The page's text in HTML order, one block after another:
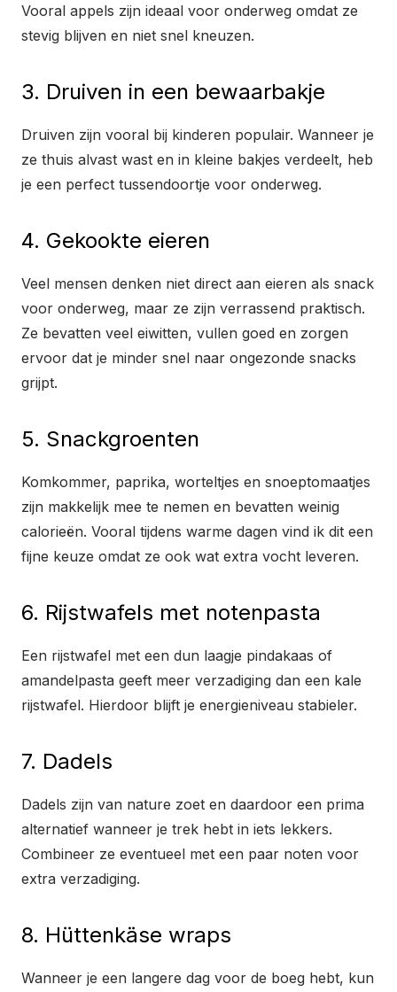
Vooral appels zijn ideaal voor onderweg omdat ze
stevig blijven en niet snel kneuzen.
3. Druiven in een bewaarbakje
Druiven zijn vooral bij kinderen populair. Wanneer je
ze thuis alvast wast en in kleine bakjes verdeelt, heb
je een perfect tussendoortje voor onderweg.
4. Gekookte eieren
Veel mensen denken niet direct aan eieren als snack
voor onderweg, maar ze zijn verrassend praktisch.
Ze bevatten veel eiwitten, vullen goed en zorgen
ervoor dat je minder snel naar ongezonde snacks
grijpt.
5. Snackgroenten
Komkommer, paprika, worteltjes en snoeptomaatjes
zijn makkelijk mee te nemen en bevatten weinig
calorieën. Vooral tijdens warme dagen vind ik dit een
fijne keuze omdat ze ook wat extra vocht leveren.
6. Rijstwafels met notenpasta
Een rijstwafel met een dun laagje pindakaas of
amandelpasta geeft meer verzadiging dan een kale
rijstwafel. Hierdoor blijft je energieniveau stabieler.
7. Dadels
Dadels zijn van nature zoet en daardoor een prima
alternatief wanneer je trek hebt in iets lekkers.
Combineer ze eventueel met een paar noten voor
extra verzadiging.
8. Hüttenkäse wraps
Wanneer je een langere dag voor de boeg hebt, kun